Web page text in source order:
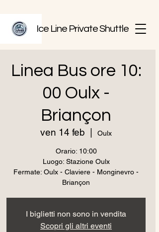
Ice Line Private Shuttle
Linea Bus ore 10:
00 Oulx -
Briançon
ven 14 feb Oulx
Orario: 10:00
Luogo: Stazione Oulx
Fermate: Oulx - Claviere - Monginevro -
Briançon
I biglietti non sono in vendita
Scopri gli altri eventi